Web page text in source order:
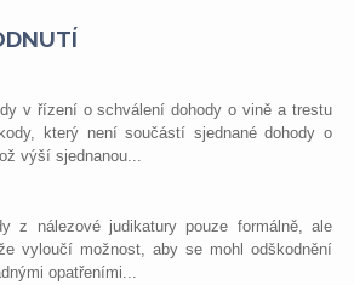
v řízení o schválení dohody o vině a trestu
který není součástí sjednané dohody o
výší sjednanou...
z nálezové judikatury pouze formálně, ale
vyloučí možnost, aby se mohl odškodnění
opatřeními...